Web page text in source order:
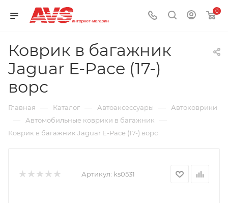
0
Коврик в багажник
Jaguar E-Pace (17-)
ворс
Главная — Каталог — Автоаксессуары — Автоковрики
— Автомобильные коврики в багажник —
Коврик в багажник Jaguar E-Pace (17-) ворс
Артикул: ks0531